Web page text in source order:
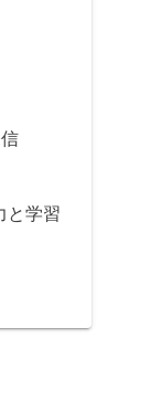
と学習